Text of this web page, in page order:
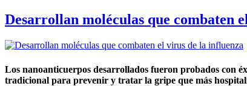
Desarrollan moléculas que combaten
Los nanoanticuerpos desarrollados fueron probados con
tradicional para prevenir y tratar la gripe que más